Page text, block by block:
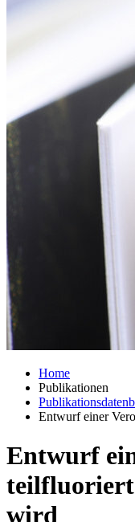
Home
Publikationen
Entwurf einer
Entwurf
wird